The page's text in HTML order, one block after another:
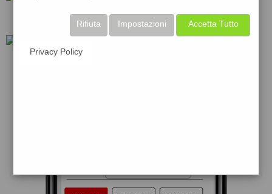
repsol
Accetta Tutto
Impostazioni
Rifiuta
Privacy Policy